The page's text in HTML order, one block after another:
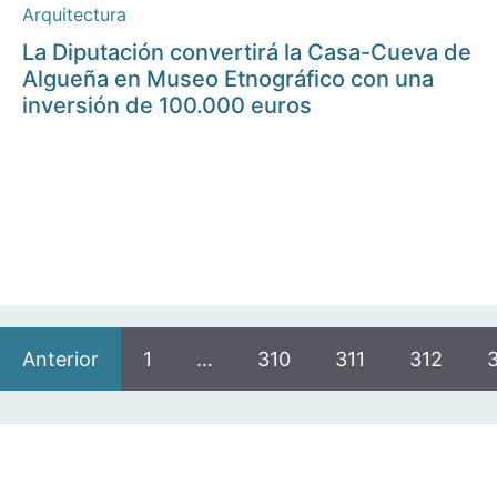
Arquitectura
La Diputación convertirá la Casa-Cueva de
Algueña en Museo Etnográfico con una
inversión de 100.000 euros
Anterior 1 … 310 311 312